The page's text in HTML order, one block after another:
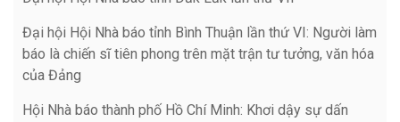
Đại hội Hội Nhà báo tỉnh Bình Thuận lần thứ VI: Người làm
báo là chiến sĩ tiên phong trên mặt trận tư tưởng, văn hóa
của Đảng
Hội Nhà báo thành phố Hồ Chí Minh: Khơi dậy sự dấn